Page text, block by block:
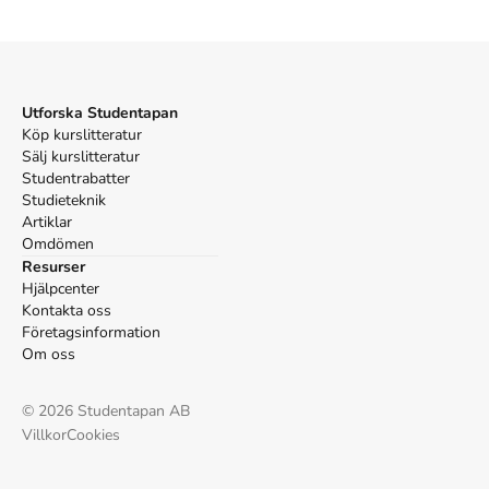
Vancouver
Hazelwood A. The Love Hypothesis. Little, Brown; 2021.
Utforska Studentapan
Köp kurslitteratur
Sälj kurslitteratur
Studentrabatter
Studieteknik
Artiklar
Omdömen
Resurser
Hjälpcenter
Kontakta oss
Företagsinformation
Om oss
© 2026 Studentapan AB
VillkorCookies